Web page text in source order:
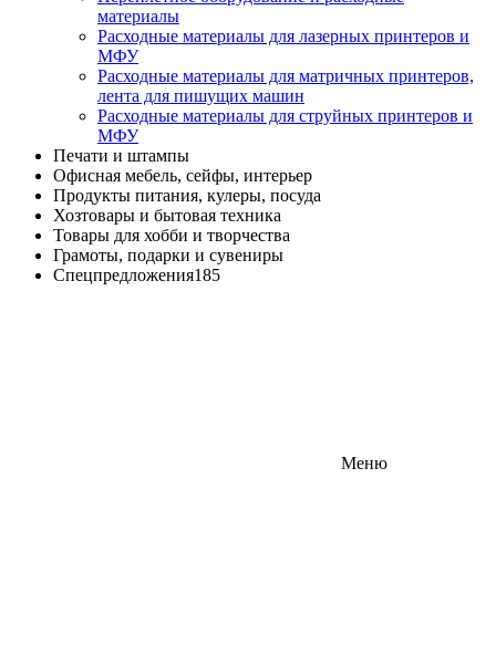
материалы
Расходные материалы для лазерных принтеров и
МФУ
Расходные материалы для матричных принтеров,
лента для пишущих машин
Расходные материалы для струйных принтеров и
МФУ
Печати и штампы
Офисная мебель, сейфы, интерьер
Продукты питания, кулеры, посуда
Хозтовары и бытовая техника
Товары для хобби и творчества
Грамоты, подарки и сувениры
Спецпредложения185
Меню